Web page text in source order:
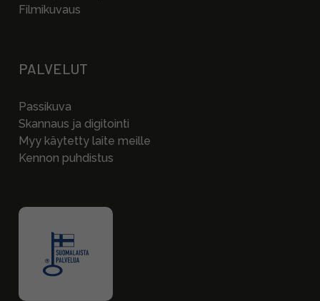
Filmikuvaus
PALVELUT
Passikuva
Skannaus ja digitointi
Myy käytetty laite meille
Kennon puhdistus